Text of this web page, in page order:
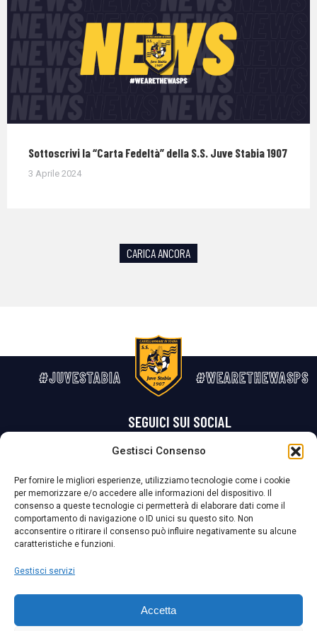
Gestisci Consenso
Per fornire le migliori esperienze, utilizziamo tecnologie come i cookie
per memorizzare e/o accedere alle informazioni del dispositivo. Il
consenso a queste tecnologie ci permetterà di elaborare dati come il
comportamento di navigazione o ID unici su questo sito. Non
acconsentire o ritirare il consenso può influire negativamente su alcune
caratteristiche e funzioni.
Gestisci servizi
Accetta
Sottoscrivi la “Carta Fedeltà” della S.S. Juve Stabia 1907
3 Aprile 2024
CARICA ANCORA
#JUVESTABIA #WEARETHEWASPS
SEGUICI SUI SOCIAL
La Società ha nominato il Responsabile della Protezione dei Dati Personali (DPO), figura specializzata che vigila sulle modalità adottate dalla
nostra Società per tutelare i Suoi dati personali.